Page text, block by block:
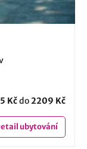
Kčdo2209 Kč
ubytování